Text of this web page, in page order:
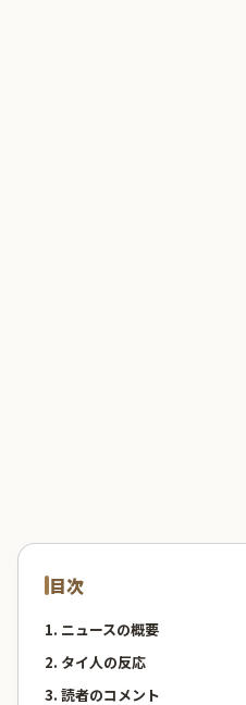
目次
1. ニュースの概要
2. タイ人の反応
3. 読者のコメント